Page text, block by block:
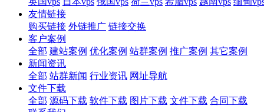
友情链接
购买链接 外链推广 链接交换
客户案例
全部 建站案例 优化案例 站群案例 推广案例 其它案例
新闻资讯
全部 站群新闻 行业资讯 网址导航
文件下载
全部 源码下载 软件下载 图片下载 文件下载 合同下载